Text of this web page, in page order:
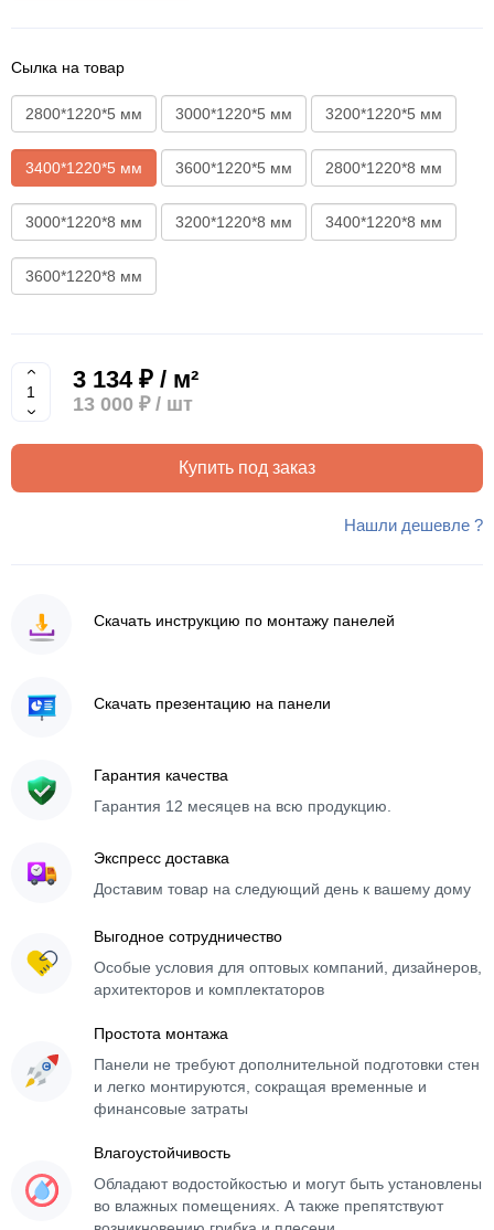
Сылка на товар
2800*1220*5 мм 3000*1220*5 мм 3200*1220*5 мм
3400*1220*5 мм 3600*1220*5 мм 2800*1220*8 мм
3000*1220*8 мм 3200*1220*8 мм 3400*1220*8 мм
3600*1220*8 мм
3 134 ₽ / м²
13 000 ₽/ шт
Купить под заказ
Нашли дешевле ?
Скачать инструкцию по монтажу панелей
Скачать презентацию на панели
Гарантия качества
Гарантия 12 месяцев на всю продукцию.
Экспресс доставка
Доставим товар на следующий день к вашему дому
Выгодное сотрудничество
Особые условия для оптовых компаний, дизайнеров,
архитекторов и комплектаторов
Простота монтажа
Панели не требуют дополнительной подготовки стен
и легко монтируются, сокращая временные и
финансовые затраты
Влагоустойчивость
Обладают водостойкостью и могут быть установлены
во влажных помещениях. А также препятствуют